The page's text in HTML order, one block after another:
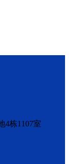
4栋1107室